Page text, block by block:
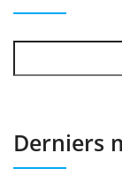
Derniers